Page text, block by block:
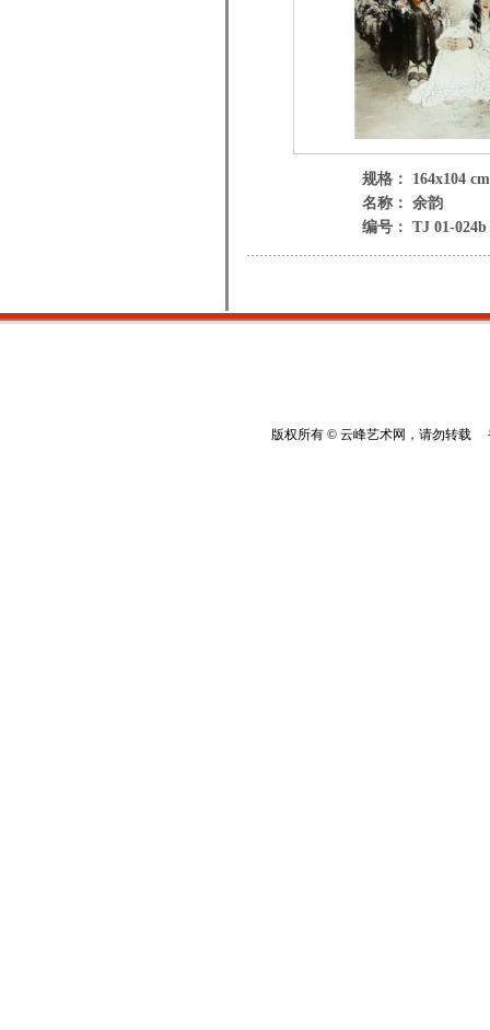
规格： 164x104 cm
名称： 余韵
编号： TJ 01-024b
版权所有 © 云峰艺术网，请勿转载